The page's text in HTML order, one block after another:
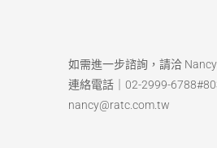
如需進一步諮詢，請洽
連絡電話｜02-2999-
nancy@ratc.com.tw